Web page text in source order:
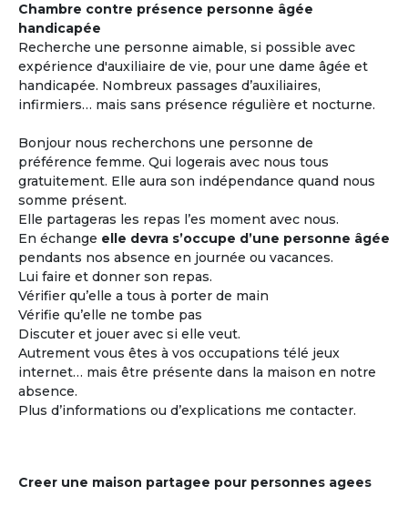
Chambre contre présence personne âgée
handicapée
Recherche une personne aimable, si possible avec
expérience d'auxiliaire de vie, pour une dame âgée et
handicapée. Nombreux passages d’auxiliaires,
infirmiers… mais sans présence régulière et nocturne.
Bonjour nous recherchons une personne de
préférence femme. Qui logerais avec nous tous
gratuitement. Elle aura son indépendance quand nous
somme présent.
Elle partageras les repas l’es moment avec nous.
En échange elle devra s’occupe d’une personne âgée
pendants nos absence en journée ou vacances.
Lui faire et donner son repas.
Vérifier qu’elle a tous à porter de main
Vérifie qu’elle ne tombe pas
Discuter et jouer avec si elle veut.
Autrement vous êtes à vos occupations télé jeux
internet… mais être présente dans la maison en notre
absence.
Plus d’informations ou d’explications me contacter.
Creer une maison partagee pour personnes agees